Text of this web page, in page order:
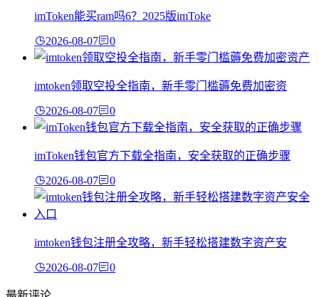
imToken能买ram吗6？2025版imToke
2026-08-07 0
imtoken领取空投全指南，新手零门槛薅免费加密资
2026-08-07 0
imToken钱包官方下载全指南，安全获取的正确步骤
2026-08-07 0
imtoken钱包注册全攻略，新手轻松搭建数字资产安
2026-08-07 0